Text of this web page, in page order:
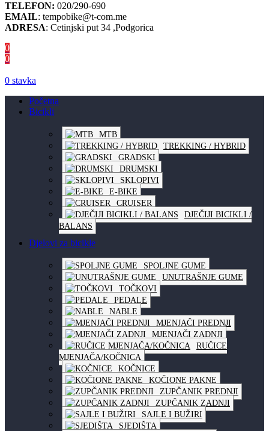
TELEFON: 020/290-690
EMAIL: tempobike@t-com.me
ADRESA: Cetinjski put 34 ,Podgorica
0
0
0 stavka
Početna
Bicikli
MTB
TREKKING / HYBRID
GRADSKI
DRUMSKI
SKLOPIVI
E-BIKE
CRUISER
DJEČIJI BICIKLI /
BALANS
Djelovi za bicikle
SPOLJNE GUME
UNUTRAŠNJE GUME
TOČKOVI
PEDALE
NABLE
MJENJAČI PREDNJI
MJENJAČI ZADNJI
RUČICE
MJENJAČA/KOČNICA
KOČNICE
KOČIONE PAKNE
ZUPČANIK PREDNJI
ZUPČANIK ZADNJI
SAJLE I BUŽIRI
SJEDIŠTA